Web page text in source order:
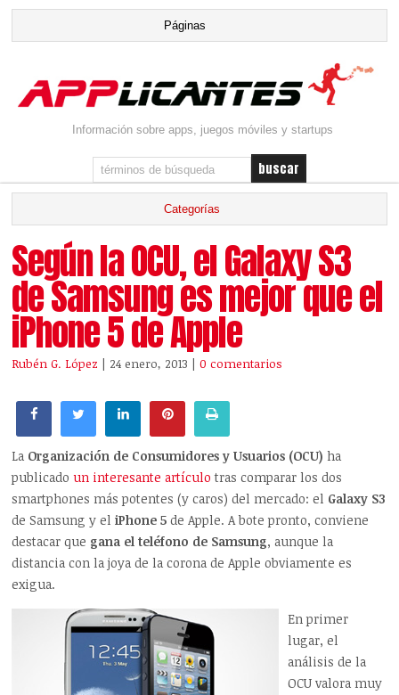
Información sobre apps, juegos móviles y startups
Según la OCU, el Galaxy S3
de Samsung es mejor que el
iPhone 5 de Apple
Rubén G. López | 24 enero, 2013 |0 comentarios
La Organización de Consumidores y Usuarios (OCU) ha
publicadoun interesante artículo tras comparar los dos
smartphones más potentes (y caros) del mercado: el Galaxy S3
de Samsung y el iPhone 5 de Apple. A bote pronto, conviene
destacar que gana el teléfono de Samsung, aunque la
distancia con la joya de la corona de Apple obviamente es
exigua.
En primer
lugar, el
análisis de la
OCU valora muy